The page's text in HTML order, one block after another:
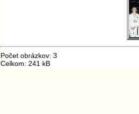
Počet obrázkov: 3
Celkom: 241 kB